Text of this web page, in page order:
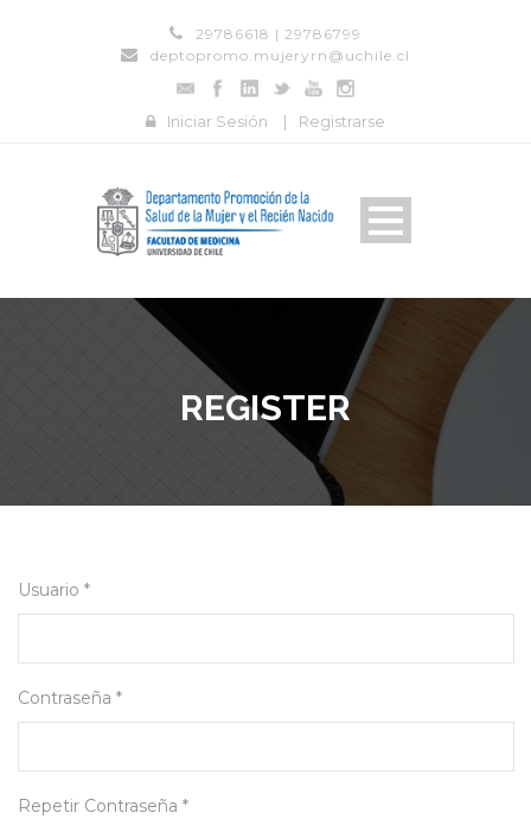
29786618 | 29786799
deptopromo.mujeryrn@uchile.cl
Iniciar Sesión | Registrarse
REGISTER
Usuario *
Contraseña *
Repetir Contraseña *